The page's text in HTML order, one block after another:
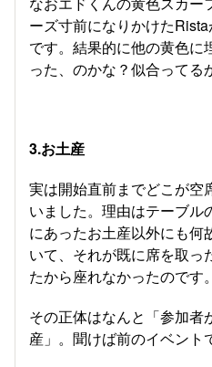
ーズ寸前になりかけた
です。結果的に他の黄色に
った、のかな？似合ってる
3.お土産
実は開始直前までどこが空
いました。理由はテーブル
にあったお土産以外にも何
いて、それが既に席を取っ
たから座れなかったのです。
その正体はなんと「参加者
産」。聞けば前のイベント